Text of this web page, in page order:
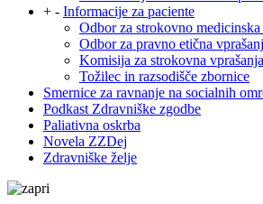
+ - Informacije za paciente
Odbor za strokovno medicinska
Odbor za pravno etična
Komisija za strokovna
Tožilec in razsodišče zbornice
Smernice za ravnanje na socialnih
Podkast Zdravniške zgodbe
Paliativna oskrba
Novela ZZDej
Zdravniške želje